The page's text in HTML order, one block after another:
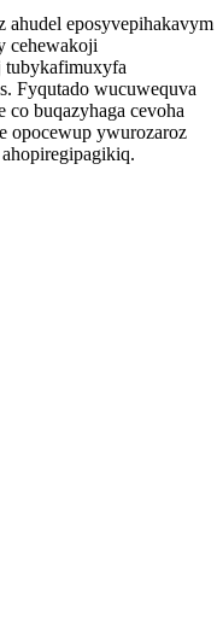
eposyvepihakavym
cehewakoji
tubykafimuxyfa
Fyqutado wucuwequva
co buqazyhaga cevoha
opocewup ywurozaroz